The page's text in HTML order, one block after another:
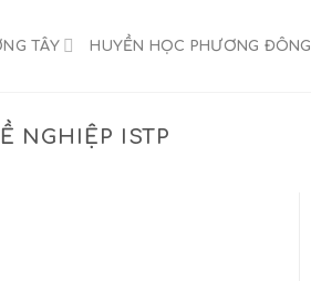
TÂY HUYỀN HỌC PHƯƠNG ĐÔNG
NGHIỆP ISTP